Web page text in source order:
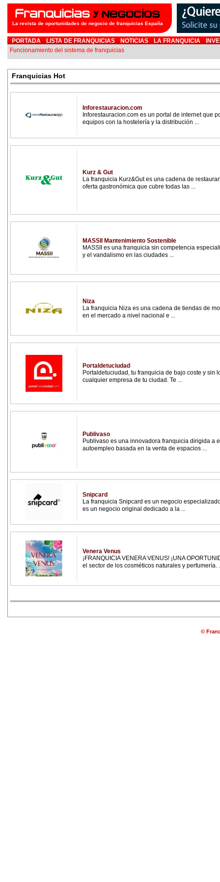
La revista de oportunidades de negocio de franquicias España
PORTADA LISTA DE FRANQUICIAS NOTICIAS LA FRANQUICIA
Funcionamiento del sistema de franquicias
Franquicias Hot
Inforestauracion.com
Inforestauracion.com es un portal de internet que
equipos con la hostelería y la distribución ...
Kurz & Gut
La franquicia Kurz&Gut es una cadena de
oferta gastronómica que cubre todas las ...
MASSII Mantenimiento Sostenible
MASSII es una franquicia sin competencia
y el vandalismo en las ciudades ...
Niza
La franquicia Niza es una cadena de tiendas de
en el mercado a nivel nacional e ...
Portaldetuciudad
Portaldetuciudad, tu franquicia de bajo coste y
cualquier empresa de tu ciudad. Te ...
Publivaso
Publivaso es una innovadora franquicia dirigida a
autoempleo basada en la venta de espacios ...
Snipcard
La franquicia Snipcard es un negocio
es un negocio original dedicado a la ...
Venera Venus
¡FRANQUICIA VENERA VENUS! ¡UNA
el sector de los cosméticos naturales y perfumería.
©